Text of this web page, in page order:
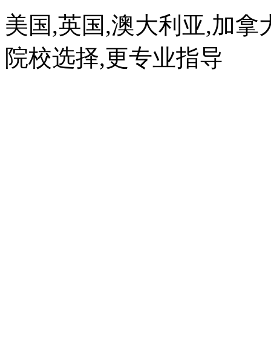
美国,英国,澳大利亚,加拿
院校选择,更专业指导